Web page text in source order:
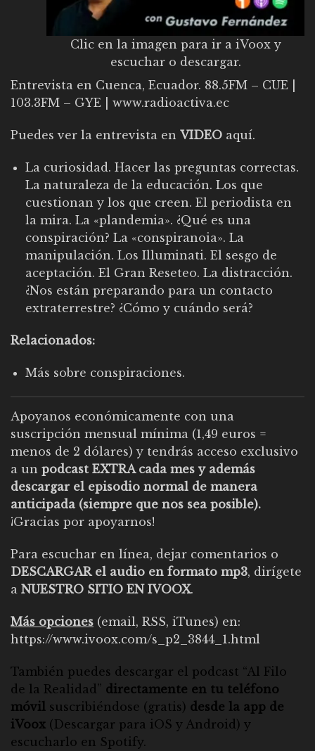
Clic en la imagen para ir a iVoox y
escuchar o descargar.
Entrevista en Cuenca, Ecuador. 88.5FM – CUE |
103.3FM – GYE | www.radioactiva.ec
Puedes ver la entrevista en VIDEO aquí.
La curiosidad. Hacer las preguntas correctas.
La naturaleza de la educación. Los que
cuestionan y los que creen. El periodista en
la mira. La «plandemia». ¿Qué es una
conspiración? La «conspiranoia». La
manipulación. Los Illuminati. El sesgo de
aceptación. El Gran Reseteo. La distracción.
¿Nos están preparando para un contacto
extraterrestre? ¿Cómo y cuándo será?
Relacionados:
Más sobre conspiraciones.
Apoyanos económicamente con una
suscripción mensual mínima (1,49 euros =
menos de 2 dólares) y tendrás acceso exclusivo
a un podcast EXTRA cada mes y además
descargar el episodio normal de manera
anticipada (siempre que nos sea posible).
¡Gracias por apoyarnos!
Para escuchar en línea, dejar comentarios o
DESCARGAR el audio en formato mp3, dirígete
a NUESTRO SITIO EN IVOOX.
Más opciones (email, RSS, iTunes) en:
https://www.ivoox.com/s_p2_3844_1.html
También puedes descargar el podcast “Al Filo
de la Realidad” directamente en tu teléfono
móvil suscribiéndose (gratis) desde la app de
iVoox (Descargar para iOS y Android ) y
escucharlo en Spotify.